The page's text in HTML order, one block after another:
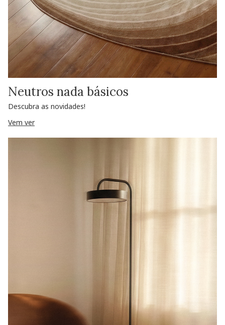
Neutros nada básicos
Descubra as novidades!
Vem ver